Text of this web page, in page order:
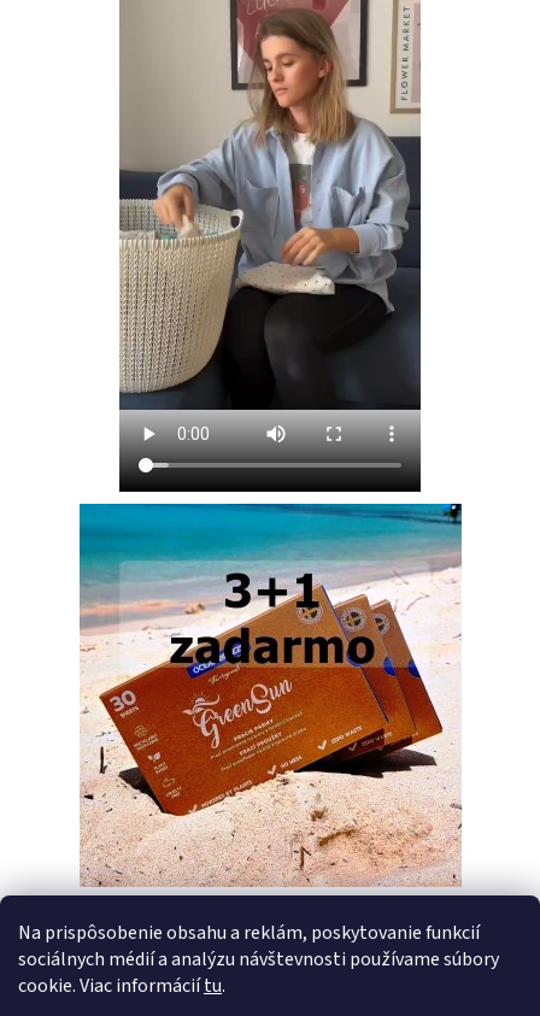
Na prispôsobenie obsahu a reklám, poskytovanie funkcií
sociálnych médií a analýzu návštevnosti používame súbory
cookie. Viac informáciítu.
PREDCHÁDZAJÚCI ČLÁNOK